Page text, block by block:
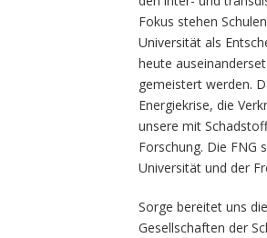
Fokus stehen
Universität als
heute
gemeistert werden.
Energiekrise, die
unsere mit
Forschung. Die FNG
Universität und der
Sorge bereitet uns
Gesellschaften der